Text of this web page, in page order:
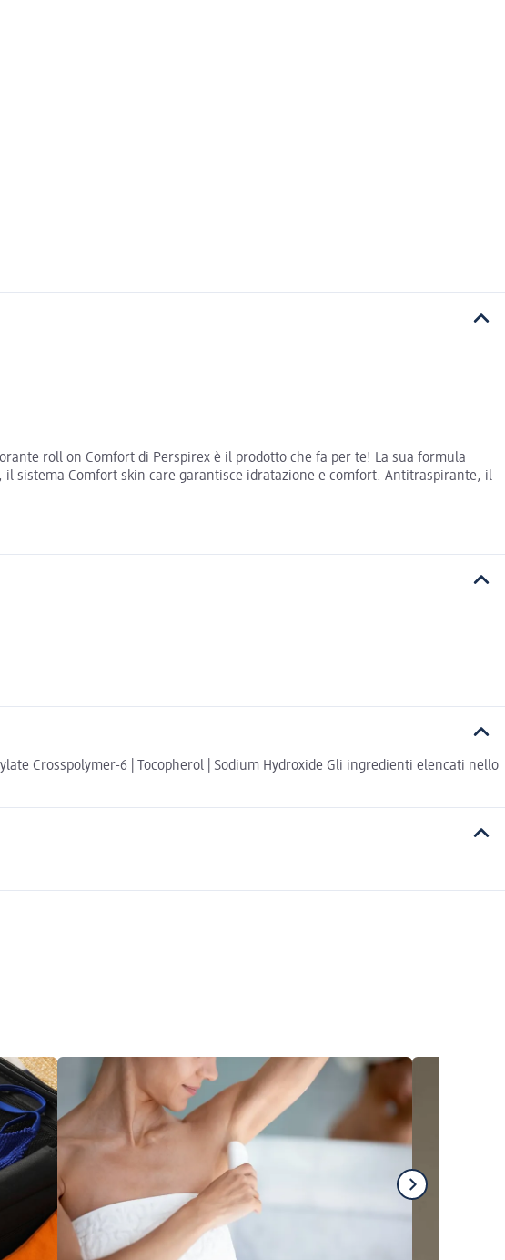
roll on Comfort di Perspirex è il prodotto che fa per te! La sua formula
sistema Comfort skin care garantisce idratazione e comfort. Antitraspirante, il
Crosspolymer-6 | Tocopherol | Sodium Hydroxide Gli ingredienti elencati nello